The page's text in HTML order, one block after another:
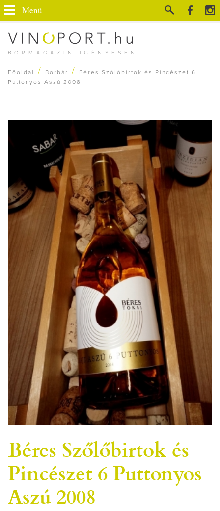
BORMAGAZIN IGÉNYESEN
Menü
Főoldal / Borbár /
Béres Szőlőbirtok és Pincészet 6
Puttonyos Aszú 2008
Béres Szőlőbirtok és
Pincészet 6 Puttonyos
Aszú 2008